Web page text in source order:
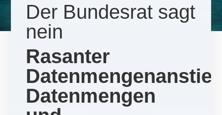
Der Bundesrat sagt
nein
Rasanter
Datenmengen